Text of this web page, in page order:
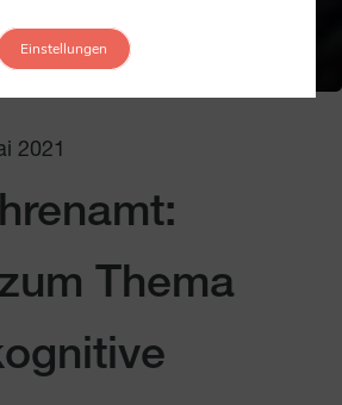
2021
Thema
Einstellungen